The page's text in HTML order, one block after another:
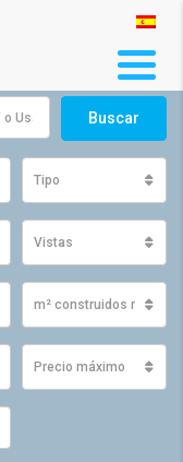
Buscar
Tipo
Vistas
m² construidos
Precio máximo